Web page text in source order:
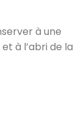
à une
à l’abri de la